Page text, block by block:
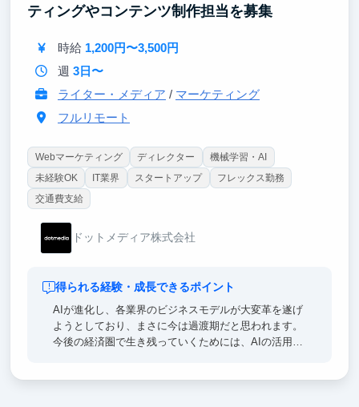
ティングやコンテンツ制作担当を募集
時給 1,200円〜3,500円
週 3日〜
ライター・メディア / マーケティング
フルリモート
Webマーケティング ディレクター
機械学習・AI
未経験OK
IT業界 スタートアップ
フレックス勤務
交通費支給
ドットメディア株式会社
得られる経験・成長できるポイント
AIが進化し、各業界のビジネスモデルが大変革を遂げ
ようとしており、まさに今は過渡期だと思われます。
今後の経済圏で生き残っていくためには、AIの活用・